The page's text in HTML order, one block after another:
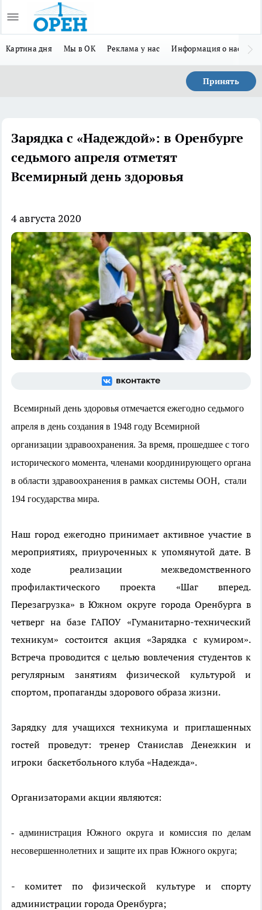
Картина дня Мы в ОК Реклама у нас Информация о нас
Принять
Зарядка с «Надеждой»: в Оренбурге
седьмого апреля отметят
Всемирный день здоровья
4 августа 2020
Всемирный день здоровья отмечается ежегодно седьмого
апреля в день создания в 1948 году Всемирной
организации здравоохранения. За время, прошедшее с того
исторического момента, членами координирующего органа
в области здравоохранения в рамках системы ООН, стали
194 государства мира.
Наш город ежегодно принимает активное участие в
мероприятиях, приуроченных к упомянутой дате. В
ходе реализации межведомственного
профилактического проекта «Шаг вперед.
Перезагрузка» в Южном округе города Оренбурга в
четверг на базе ГАПОУ «Гуманитарно-технический
техникум» состоится акция «Зарядка с кумиром».
Встреча проводится с целью вовлечения студентов к
регулярным занятиям физической культурой и
спортом, пропаганды здорового образа жизни.
Зарядку для учащихся техникума и приглашенных
гостей проведут:
тренер Станислав Денежкин и
игроки баскетбольного клуба «Надежда».
Организаторами акции являются:
- администрация Южного округа и комиссия по делам
несовершеннолетних и защите их прав Южного округа;
- комитет по физической культуре и спорту
администрации города Оренбурга;